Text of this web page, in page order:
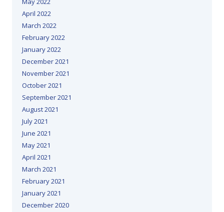
April 2022
March 2022
February 2022
January 2022
December 2021
November 2021
October 2021
September 2021
August 2021
July 2021
June 2021
May 2021
April 2021
March 2021
February 2021
January 2021
December 2020